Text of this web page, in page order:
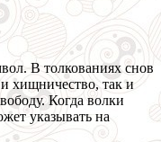
В толкованиях снов
хищничество, так и
Когда волки
указывать на